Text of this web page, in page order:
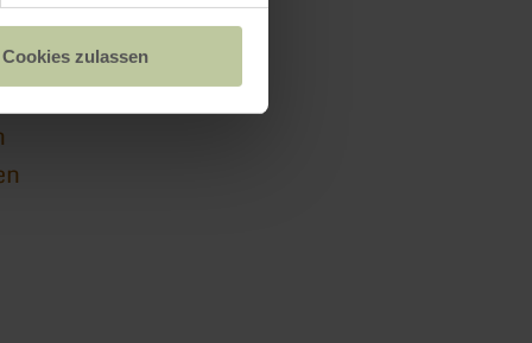
Cookies zulassen